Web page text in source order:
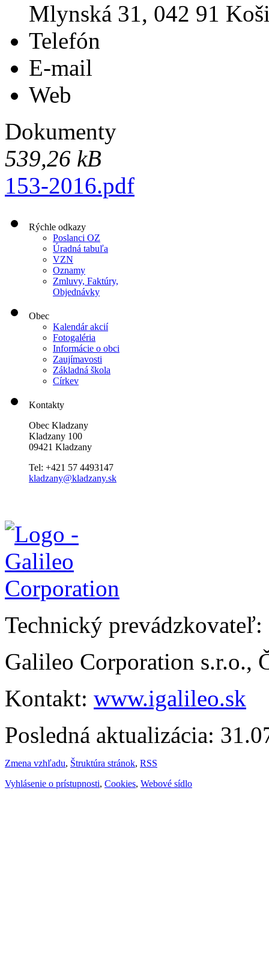
Mlynská 31, 042 91
Telefón
E-mail
Web
Dokumenty
539,26 kB
153-2016.pdf
Rýchle odkazy
Poslanci OZ
Úradná tabuľa
VZN
Oznamy
Zmluvy, Faktúry,
Objednávky
Obec
Kalendár akcií
Fotogaléria
Informácie o obci
Zaujímavosti
Základná škola
Církev
Kontakty
Obec Kladzany
Kladzany 100
09421 Kladzany
Tel: +421 57 4493147
kladzany@kladzany.sk
Technický prevádzkovateľ:
Galileo Corporation s.r.o.,
Kontakt: www.igalileo.sk
Posledná aktualizácia:
Zmena vzhľadu, Štruktúra stránok, RSS
Vyhlásenie o prístupnosti, Cookies, Webové sídlo